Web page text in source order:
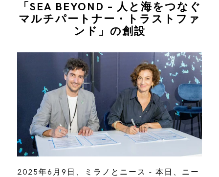
「SEA BEYOND – 人と海をつなぐ
マルチパートナー・トラストファ
ンド」の創設
2025年6月9日、ミラノとニース - 本日、ニー